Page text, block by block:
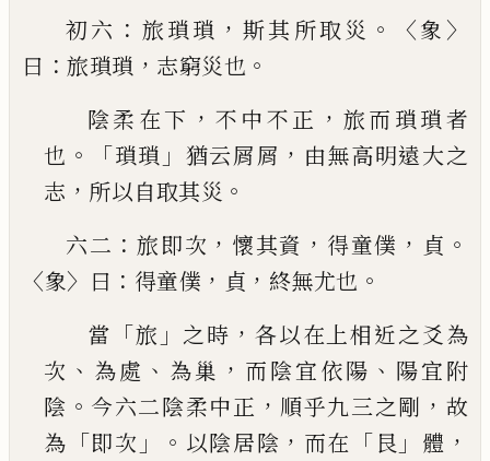
初六 ： 旅瑣瑣 ，斯其所取災 。〈象 〉
曰 ： 旅瑣瑣 ， 志窮災也 。
陰柔在下 ， 不中不正 ， 旅而瑣瑣者
也 。「瑣瑣 」 猶云屑屑 ， 由無高明遠大之
志 ， 所以自取其災 。
六二 ：旅即次 ， 懷其資 ， 得童僕 ， 貞 。
〈象〉 曰 ： 得童僕 ， 貞 ， 終無尤也 。
當 「旅 」 之時 ， 各以在上相近之爻為
次 、 為處 、 為巢 ， 而陰宜依陽 、 陽宜附
陰 。 今六二陰柔中正 ， 順乎九三之剛 ， 故
為 「即次 」。 以陰居陰 ， 而在 「 艮 」 體 ，